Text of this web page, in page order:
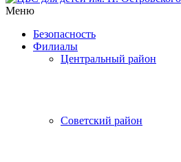
Меню
Безопасность
Филиалы
Центральный район
Советский район